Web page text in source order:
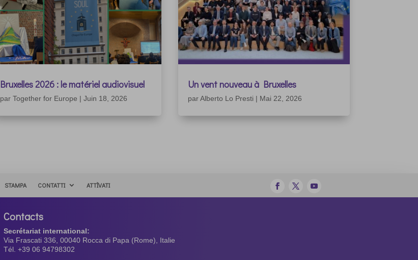
Bruxelles 2026 : le matériel audiovisuel
par Together for Europe | Juin 18, 2026
Un vent nouveau à Bruxelles
parAlberto Lo Presti | Mai 22, 2026
STAMPA CONTATTI ATTÌVATI
Contacts
Secrétariat international:
Via Frascati 336, 00040 Rocca di Papa (Rome), Italie
Tél. +39 06 94798302